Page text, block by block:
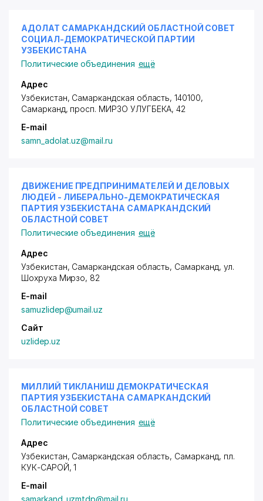
АДОЛАТ САМАРКАНДСКИЙ ОБЛАСТНОЙ СОВЕТ
СОЦИАЛ-ДЕМОКРАТИЧЕСКОЙ ПАРТИИ
УЗБЕКИСТАНА
Политические объединения ещё
Адрес
Узбекистан, Самаркандская область, 140100,
Самарканд, просп. МИРЗО УЛУГБЕКА, 42
E-mail
samn_adolat.uz@mail.ru
ДВИЖЕНИЕ ПРЕДПРИНИМАТЕЛЕЙ И ДЕЛОВЫХ
ЛЮДЕЙ - ЛИБЕРАЛЬНО-ДЕМОКРАТИЧЕСКАЯ
ПАРТИЯ УЗБЕКИСТАНА САМАРКАНДСКИЙ
ОБЛАСТНОЙ СОВЕТ
Политические объединения ещё
Адрес
Узбекистан, Самаркандская область, Самарканд, ул.
Шохруха Мирзо, 82
E-mail
samuzlidep@umail.uz
Сайт
uzlidep.uz
МИЛЛИЙ ТИКЛАНИШ ДЕМОКРАТИЧЕСКАЯ
ПАРТИЯ УЗБЕКИСТАНА САМАРКАНДСКИЙ
ОБЛАСТНОЙ СОВЕТ
Политические объединения ещё
Адрес
Узбекистан, Самаркандская область, Самарканд, пл.
КУК-САРОЙ, 1
E-mail
samarkand_uzmtdp@mail.ru